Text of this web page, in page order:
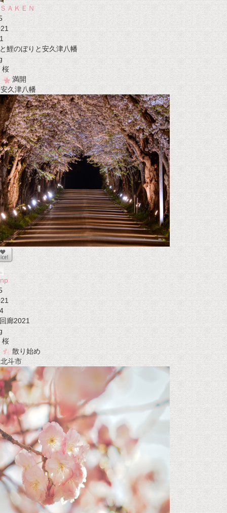
ＡＫＥＮ
1
鯉のぼりと安久津八幡
桜
満開
久津八幡
4
廊2021
桜
散り始め
斗市